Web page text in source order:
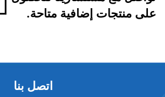
على منتجات إضافية متاحة.
اتصل بنا